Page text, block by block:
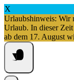
X
Urlaubshinweis: Wir
Urlaub. In dieser
ab dem 17. August
Springe
zum
Inhalt